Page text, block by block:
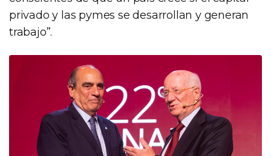
privado y las pymes se desarrollan y generan
trabajo”.